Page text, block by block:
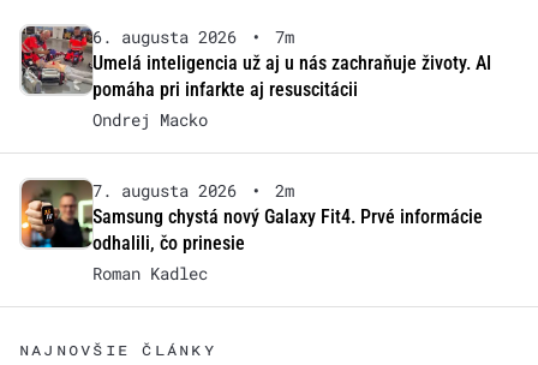
6. augusta 2026 •
7m
Umelá inteligencia už aj u nás zachraňuje životy. AI
pomáha pri infarkte aj resuscitácii
Ondrej Macko
7. augusta 2026 •
2m
Samsung chystá nový Galaxy Fit4. Prvé informácie
odhalili, čo prinesie
Roman Kadlec
NAJNOVŠIE ČLÁNKY